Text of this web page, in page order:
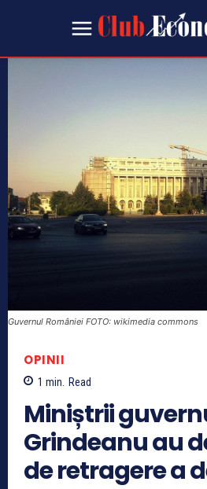
Guvernul României FOTO: wikimedia commons
OPINII
1 min. Read
Miniștrii
Grindeanu au
de retragere a